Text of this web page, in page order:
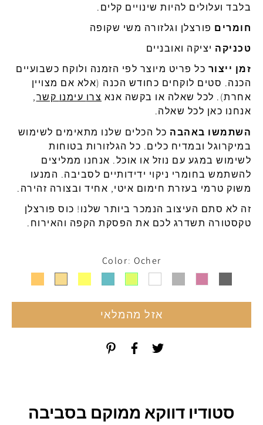
בלבד ועלולים להיות שינויים קלים.
חומרים פורצלן וגלזורה משי שקופה
טכניקה יציקה ואובניים
זמן ייצור כל פריט מיוצר לפי הזמנה ולוקח כשבועיים
הכנה. סטים לוקחים כחודש הכנה (אלא אם מצויין
אחרת). לכל שאלה או בקשה אנא צרו עימנו קשר,
אנחנו כאן לכל שאלה.
השתמשו באהבה כל הכלים שלנו מתאימים לשימוש
במיקרוגל ובמדיח כלים. כל הגלזורות בטוחות
לשימוש במגע עם נוזל או אוכל. אנחנו ממליצים
להשתמש בחומרי ניקוי ידידותיים לסביבה. המנעו
משוק טרמי בעזרת חימום איטי, אחיד ובצורה זהירה.
זה לא סתם העיצוב הנמכר ביותר שלנו! כוס פורצלן
טקסטורה תשדרג לכם את הפסקת הקפה והאירוח.
Color Ocher
אזל מהמלאי
סטודיו דווקא ממוקם בסביבה